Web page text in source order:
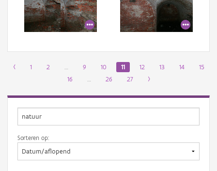
‹ 1 2 … 9 10 11 12 13 14
15
16
… 26 27 ›
Sorteren op: